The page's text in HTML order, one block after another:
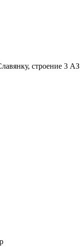
строение 3 АЗ